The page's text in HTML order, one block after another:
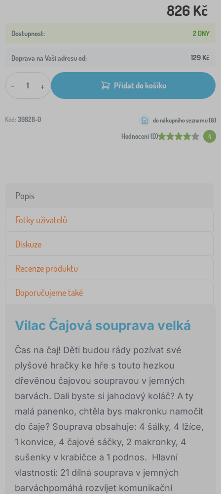
826 Kč
2 DNY
Doprava na Vaši adresu od: 129 Kč
- + Přidat do košíku
Kód: 39828-0
Hodnocení (0) 4
do nákupního seznamu (0)
Popis
Fotky uživatelů
Diskuze
Recenze produktu
Doporučujeme také
Vilac Čajová souprava velká
Čas na čaj! Děti budou rády pozívat své
plyšové hračky ke hře s touto hezkou
dřevěnou čajovou soupravou v jemných
barvách. Dali byste si jahodový koláč? A ty
malá panenko, chtěla bys makronku namočit
do čaje? Souprava obsahuje: 4 šálky, 4 lžíce,
1 konvice, 4 čajové sáčky, 2 makronky, 4
sušenky v krabičce a 1 podnos. Hlavní
vlastnosti: 21 dílná souprava v jemných
barváchpomáhá rozvíjet komunikační